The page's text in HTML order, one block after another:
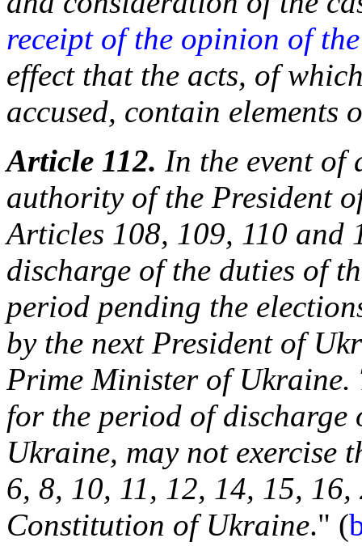
receipt of the opinion of
effect that the acts, of
accused, contain elements
Article 112. In the event of
authority of the President
Articles 108, 109, 110 and
discharge of the duties of
period pending the
by the next President of
Prime Minister of
for the period of discharge
Ukraine, may not exercise
6, 8, 10, 11, 12, 14, 15,
Constitution of Ukraine." (